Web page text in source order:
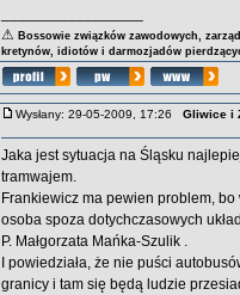
⚠ Bossowie związków zawodowych,
kretynów, idiotów i darmozjadów
Wysłany: 29-05-2009, 17:26 Gliwice i
Jaka jest sytuacja na Śląsku
tramwajem.
Frankiewicz ma pewien problem, bo
osoba spoza dotychczasowych
P. Małgorzata Mańka-Szulik .
I powiedziała, że nie puści
granicy i tam się będą ludzie